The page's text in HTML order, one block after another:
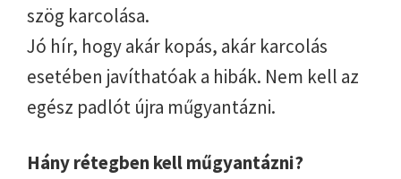
szög karcolása.
Jó hír, hogy akár kopás, akár karcolás
esetében javíthatóak a hibák. Nem kell az
egész padlót újra műgyantázni.
Hány rétegben kell műgyantázni?